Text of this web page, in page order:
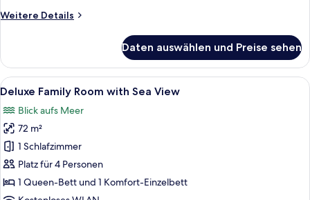
Weitere Details
Weitere
Family
Sea
View
Daten auswählen und Preise sehen
Alle
Fotos
für
Deluxe
Family
Room
with
Sea
Ein modernes Hotelzimmer mit
14
Deluxe Family Room with Sea View
Blick aufs Meer
72 m²
1 Schlafzimmer
Platz für 4 Personen
1 Queen-Bett und 1 Komfort-Einzelbett